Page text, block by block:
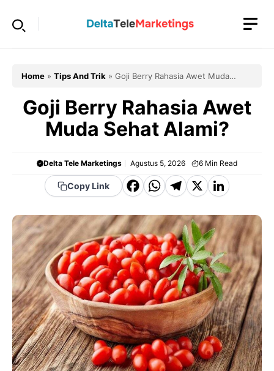
Home » Tips And Trik » Goji Berry Rahasia Awet Muda
Goji Berry Rahasia Awet
Muda Sehat Alami?
Delta Tele Marketings Agustus 5, 2026 6 Min Read
Copy Link
F
c
e
b
o
o
k
W
a
t
s
A
p
p
T
e
g
r
a
m
X Li
k
e
d
In